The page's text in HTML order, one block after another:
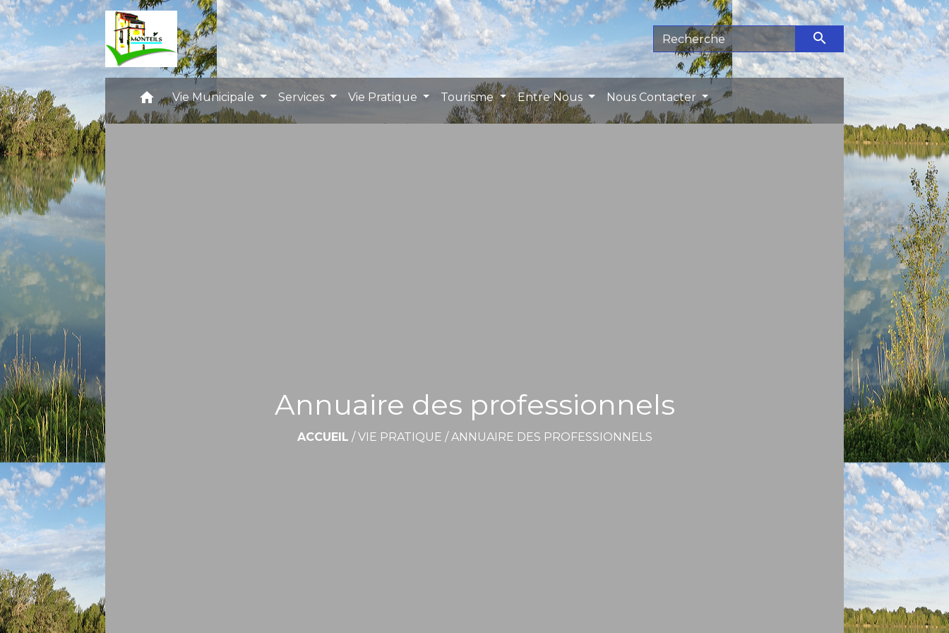
search
home Vie Municipale Services Vie Pratique Tourisme Entre Nous Nous Contacter
Annuaire des professionnels
ACCUEIL /VIE PRATIQUE /ANNUAIRE DES PROFESSIONNELS